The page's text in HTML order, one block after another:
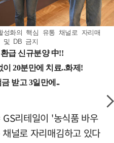
성화의 핵심 유통 채널로 자리매
및 DB 금지
리테일이 '농식품 바우
널로 자리매김하고 있다